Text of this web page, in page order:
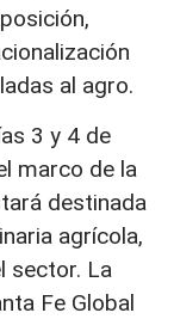
al agro.
3 y 4 de
marco de la
destinada
agrícola,
sector. La
Fe Global